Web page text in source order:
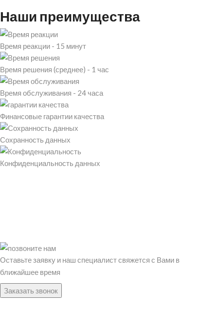
Наши преимущества
Время реакции - 15 минут
Время решения (среднее) - 1 час
Время обслуживания - 24 часа
Финансовые гарантии качества
Сохранность данных
Конфиденциальность данных
Оставьте заявку и наш специалист свяжется с Вами в
ближайшее время
Заказать звонок